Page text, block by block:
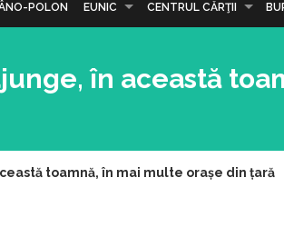
POLON EUNIC CENTRUL CĂRŢII
în această
toamnă, în mai multe orașe din țară